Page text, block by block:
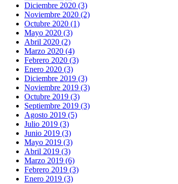
Diciembre 2020 (3)
Noviembre 2020 (2)
Octubre 2020 (1)
Mayo 2020 (3)
Abril 2020 (2)
Marzo 2020 (4)
Febrero 2020 (3)
Enero 2020 (3)
Diciembre 2019 (3)
Noviembre 2019 (3)
Octubre 2019 (3)
Septiembre 2019 (3)
Agosto 2019 (5)
Julio 2019 (3)
Junio 2019 (3)
Mayo 2019 (3)
Abril 2019 (3)
Marzo 2019 (6)
Febrero 2019 (3)
Enero 2019 (3)